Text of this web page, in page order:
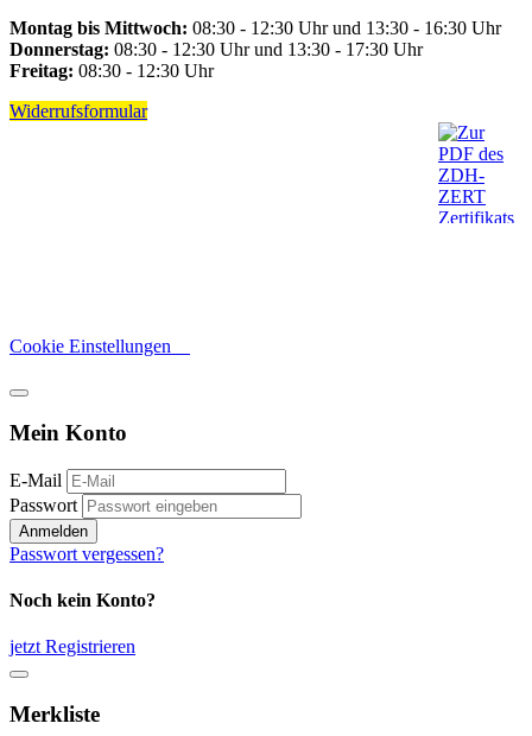
Montag bis Mittwoch: 08:30 - 12:30 Uhr und 13:30 - 16:30 Uhr
Donnerstag: 08:30 - 12:30 Uhr und 13:30 - 17:30 Uhr
Freitag: 08:30 - 12:30 Uhr
Widerrufsformular
Cookie Einstellungen
Mein Konto
E-Mail
Passwort
Anmelden
Passwort vergessen?
Noch kein Konto?
jetzt Registrieren
Merkliste